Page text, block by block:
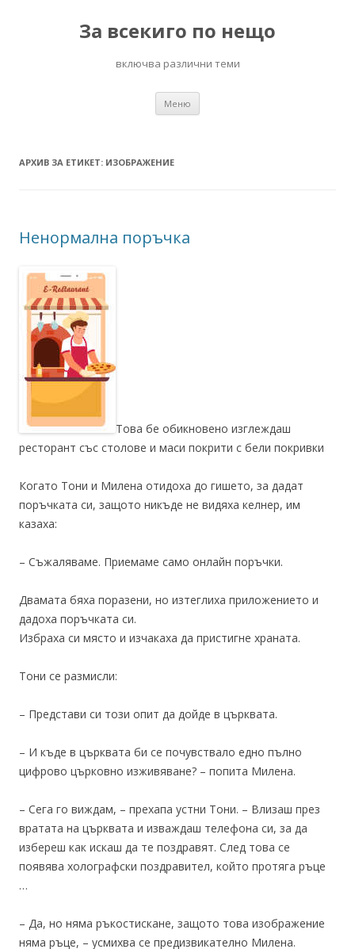
За всекиго по нещо
включва различни теми
Меню
АРХИВ ЗА ЕТИКЕТ: ИЗОБРАЖЕНИЕ
Ненормална поръчка
Това бе обикновено изглеждаш
ресторант със столове и маси покрити с бели покривки
Когато Тони и Милена отидоха до гишето, за дадат
поръчката си, защото никъде не видяха келнер, им
казаха:
– Съжаляваме. Приемаме само онлайн поръчки.
Двамата бяха поразени, но изтеглиха приложението и
дадоха поръчката си.
Избраха си място и изчакаха да пристигне храната.
Тони се размисли:
– Представи си този опит да дойде в църквата.
– И къде в църквата би се почувствало едно пълно
цифрово църковно изживяване? – попита Милена.
– Сега го виждам, – прехапа устни Тони. – Влизаш през
вратата на църквата и изваждаш телефона си, за да
избереш как искаш да те поздравят. След това се
появява холографски поздравител, който протяга ръце
…
– Да, но няма ръкостискане, защото това изображение
няма ръце, – усмихва се предизвикателно Милена.